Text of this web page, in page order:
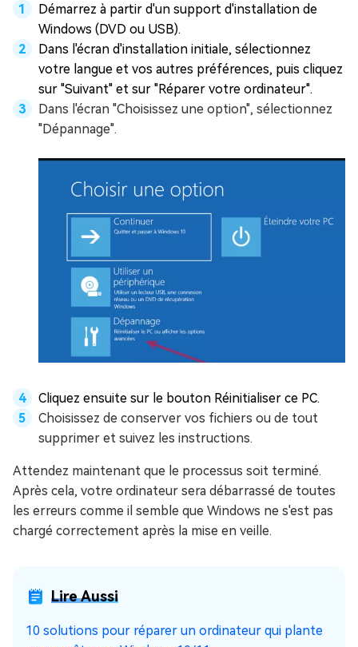
Démarrez à partir d'un support d'installation de
Windows (DVD ou USB).
Dans l'écran d'installation initiale, sélectionnez
votre langue et vos autres préférences, puis cliquez
sur "Suivant" et sur "Réparer votre ordinateur".
Dans l'écran "Choisissez une option", sélectionnez
"Dépannage".
Cliquez ensuite sur le bouton Réinitialiser ce PC.
Choisissez de conserver vos fichiers ou de tout
supprimer et suivez les instructions.
Attendez maintenant que le processus soit terminé.
Après cela, votre ordinateur sera débarrassé de toutes
les erreurs comme il semble que Windows ne s'est pas
chargé correctement après la mise en veille.
Lire Aussi
10 solutions pour réparer un ordinateur qui plante